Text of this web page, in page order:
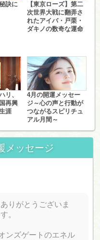
訣に
【東京ローズ】第二
次世界大戦に翻弄さ
れたアイバ・戸栗・
ダキノの数奇な運命
リ、
再興
涯
4月の開運メッセー
ジ～心の声と行動が
つながるスピリチュ
アル月間～
メッセージ
りがとうございま
。
ンズゲートのエネル